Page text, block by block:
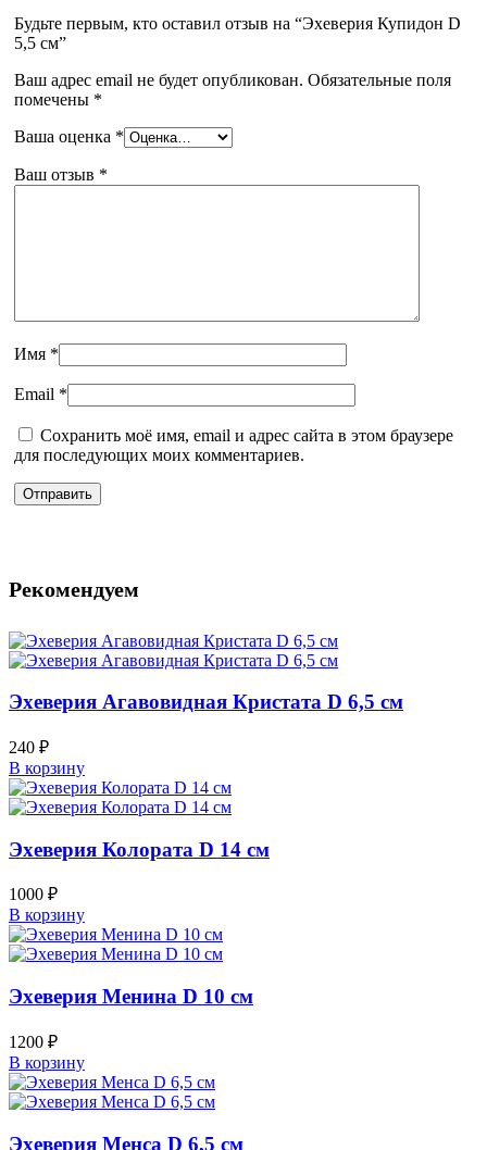
Будьте первым, кто оставил отзыв на “Эхеверия Купидон D
5,5 см”
Ваш адрес email не будет опубликован. Обязательные поля
помечены *
Ваша оценка *
Ваш отзыв *
Имя *
Email *
Сохранить моё имя, email и адрес сайта в этом браузере
для последующих моих комментариев.
Рекомендуем
Эхеверия Агавовидная Кристата D 6,5 см
240 ₽
В корзину
Эхеверия Колората D 14 см
1000 ₽
В корзину
Эхеверия Менина D 10 см
1200 ₽
В корзину
Эхеверия Менса D 6,5 см